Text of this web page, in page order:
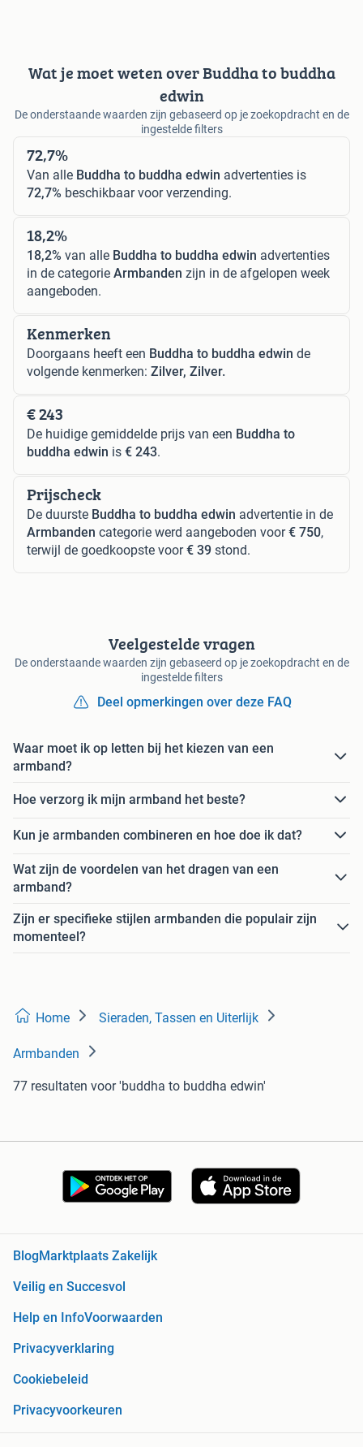
Wat je moet weten over Buddha to buddha
edwin
De onderstaande waarden zijn gebaseerd op je zoekopdracht en de
ingestelde filters
72,7%
Van alle Buddha to buddha edwin advertenties is
72,7% beschikbaar voor verzending.
18,2%
18,2% van alle Buddha to buddha edwin advertenties
in de categorie Armbanden zijn in de afgelopen week
aangeboden.
Kenmerken
Doorgaans heeft een Buddha to buddha edwin de
volgende kenmerken: Zilver, Zilver.
€ 243
De huidige gemiddelde prijs van een Buddha to
buddha edwin is € 243.
Prijscheck
De duurste Buddha to buddha edwin advertentie in de
Armbanden categorie werd aangeboden voor€ 750,
terwijl de goedkoopste voor€ 39 stond.
Veelgestelde vragen
De onderstaande waarden zijn gebaseerd op je zoekopdracht en de
ingestelde filters
Deel opmerkingen over deze FAQ
Waar moet ik op letten bij het kiezen van een
armband?
Hoe verzorg ik mijn armband het beste?
Kun je armbanden combineren en hoe doe ik dat?
Wat zijn de voordelen van het dragen van een
armband?
Zijn er specifieke stijlen armbanden die populair zijn
momenteel?
Home Sieraden, Tassen en Uiterlijk
Armbanden
77 resultaten voor 'buddha to buddha edwin'
BlogMarktplaats Zakelijk
Veilig en Succesvol
Help en InfoVoorwaarden
Privacyverklaring
Cookiebeleid
Privacyvoorkeuren